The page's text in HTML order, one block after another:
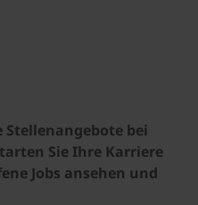
Stellenangebote bei
Sie Ihre Karriere
Jobs ansehen und